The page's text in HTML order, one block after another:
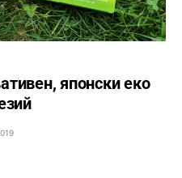
японски еко